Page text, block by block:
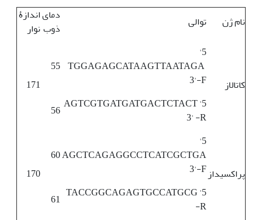
نام ژن
توالی
دمای
ذوب
اندازۀ
نوار
کاتالاز
5'
TGGAGAGCATAAGTTAATAGA
3'-F
55
171
5' AGTCGTGATGATGACTCTACT
3' -R
56
پراکسیداز
5'
AGCTCAGAGGCCTCATCGCTGA
3'-F
60
170
5' TACCGGCAGAGTGCCATGCG
-R
61